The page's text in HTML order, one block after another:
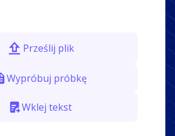
Prześlij plik
Wypróbuj próbkę
Wklej tekst